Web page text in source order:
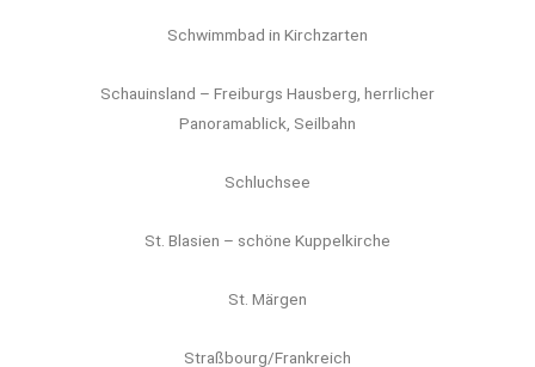
Schwimmbad in Kirchzarten
Schauinsland – Freiburgs Hausberg, herrlicher
Panoramablick, Seilbahn
Schluchsee
St. Blasien – schöne Kuppelkirche
St. Märgen
Straßbourg/Frankreich